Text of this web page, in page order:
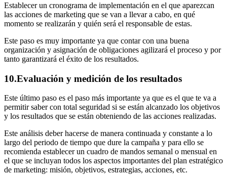
Establecer un cronograma de implementación en el que aparezcan
las acciones de marketing que se van a llevar a cabo, en qué
momento se realizarán y quién será el responsable de estas.
Este paso es muy importante ya que contar con una buena
organización y asignación de obligaciones agilizará el proceso y por
tanto garantizará el éxito de los resultados.
10.Evaluación y medición de los resultados
Este último paso es el paso más importante ya que es el que te va a
permitir saber con total seguridad si se están alcanzado los objetivos
y los resultados que se están obteniendo de las acciones realizadas.
Este análisis deber hacerse de manera continuada y constante a lo
largo del periodo de tiempo que dure la campaña y para ello se
recomienda establecer un cuadro de mandos semanal o mensual en
el que se incluyan todos los aspectos importantes del plan estratégico
de marketing: misión, objetivos, estrategias, acciones, etc.